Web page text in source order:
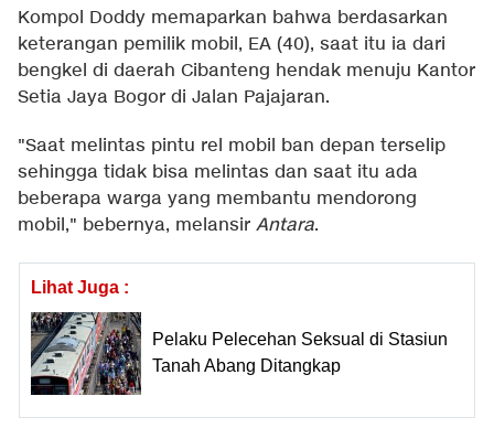
Kompol Doddy memaparkan bahwa berdasarkan
keterangan pemilik mobil, EA (40), saat itu ia dari
bengkel di daerah Cibanteng hendak menuju Kantor
Setia Jaya Bogor di Jalan Pajajaran.
"Saat melintas pintu rel mobil ban depan terselip
sehingga tidak bisa melintas dan saat itu ada
beberapa warga yang membantu mendorong
mobil," bebernya, melansir Antara.
Lihat Juga :
Pelaku Pelecehan Seksual di Stasiun
Tanah Abang Ditangkap